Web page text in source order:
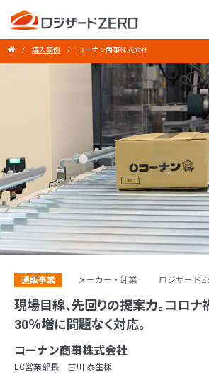
導入事例 コーナン商事株式会社
通販事業 メーカー・卸業 ロジザード
現場目線、先回りの提案力。コロ
30％増に問題なく対応。
コーナン商事株式会社
EC営業部長 古川 泰生様